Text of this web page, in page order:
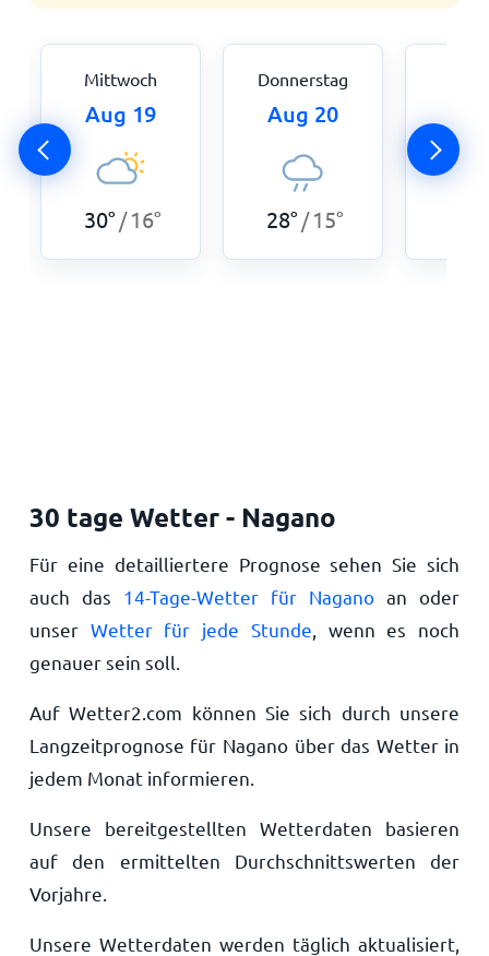
Mittwoch
Aug 19
30° /16°
Donnerstag
Aug 20
28° /15°
30 tage Wetter - Nagano
Für eine detailliertere Prognose sehen Sie sich
auch das 14-Tage-Wetter für Nagano an oder
unser Wetter für jede Stunde , wenn es noch
genauer sein soll.
Auf Wetter2.com können Sie sich durch unsere
Langzeitprognose für Nagano über das Wetter in
jedem Monat informieren.
Unsere bereitgestellten Wetterdaten basieren
auf den ermittelten Durchschnittswerten der
Vorjahre.
Unsere Wetterdaten werden täglich aktualisiert,